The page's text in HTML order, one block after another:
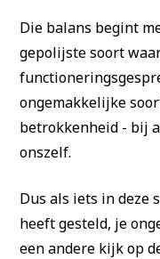
Die balans begint
gepolijste soort
ongemakkelijke
betrokkenheid - bij
onszelf.
Dus als iets in deze
heeft gesteld, je
een andere kijk op